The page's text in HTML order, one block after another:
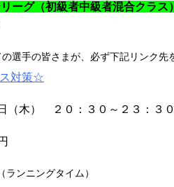
ーグ（初級者中級者混合クラス
選手の皆さまが、必ず下記リンク先
対策☆
木） ２０：３０～２３：３
ンニングタイム）